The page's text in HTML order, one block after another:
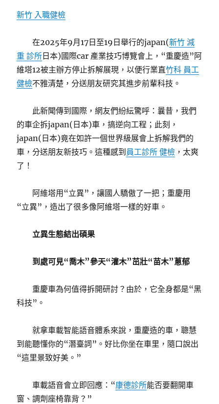
新竹 入職健檢
在2025年9月17日至19日舉行的japan(新竹 減
重 診所 日本)國際car 產業技巧博覽會上，“重慶造”阿
維塔12被主辦方停止拆解展現，以便行業直竹科 員工
健檢不雅清楚，分送朋友研究其進步前輩科技。
此新聞傳到國際，網友們紛紜驚呼：曩昔，我們
的車企拆japan(日本)車，搞逆向工程；此刻，
japan(日本)竟在如許一個世界級展會上拆解我們的
車，分送朋友新技巧。這種感到 員工診所 健檢 ，太爽
了！
阿維塔用“立異”，讓國人驕傲了一把；重慶用
“立異”，造出了很多像阿維塔一樣的好車。
立異生態結出碩果
到處可見“喬木”參天“灌木”茁壯“苗木”蔥郁
重慶車為何值得拆開研討？由於，它全身都是“黑
科技”。
就拿車載智能語音體系來說，重慶造的車，聰慧
到能聽懂你的“潛臺詞”。好比你坐在車里，隨口說出
“這里景致好美。”
車載語音會立即回應：“康德診所能否要翻開車
窗、調劑座椅靠背？”